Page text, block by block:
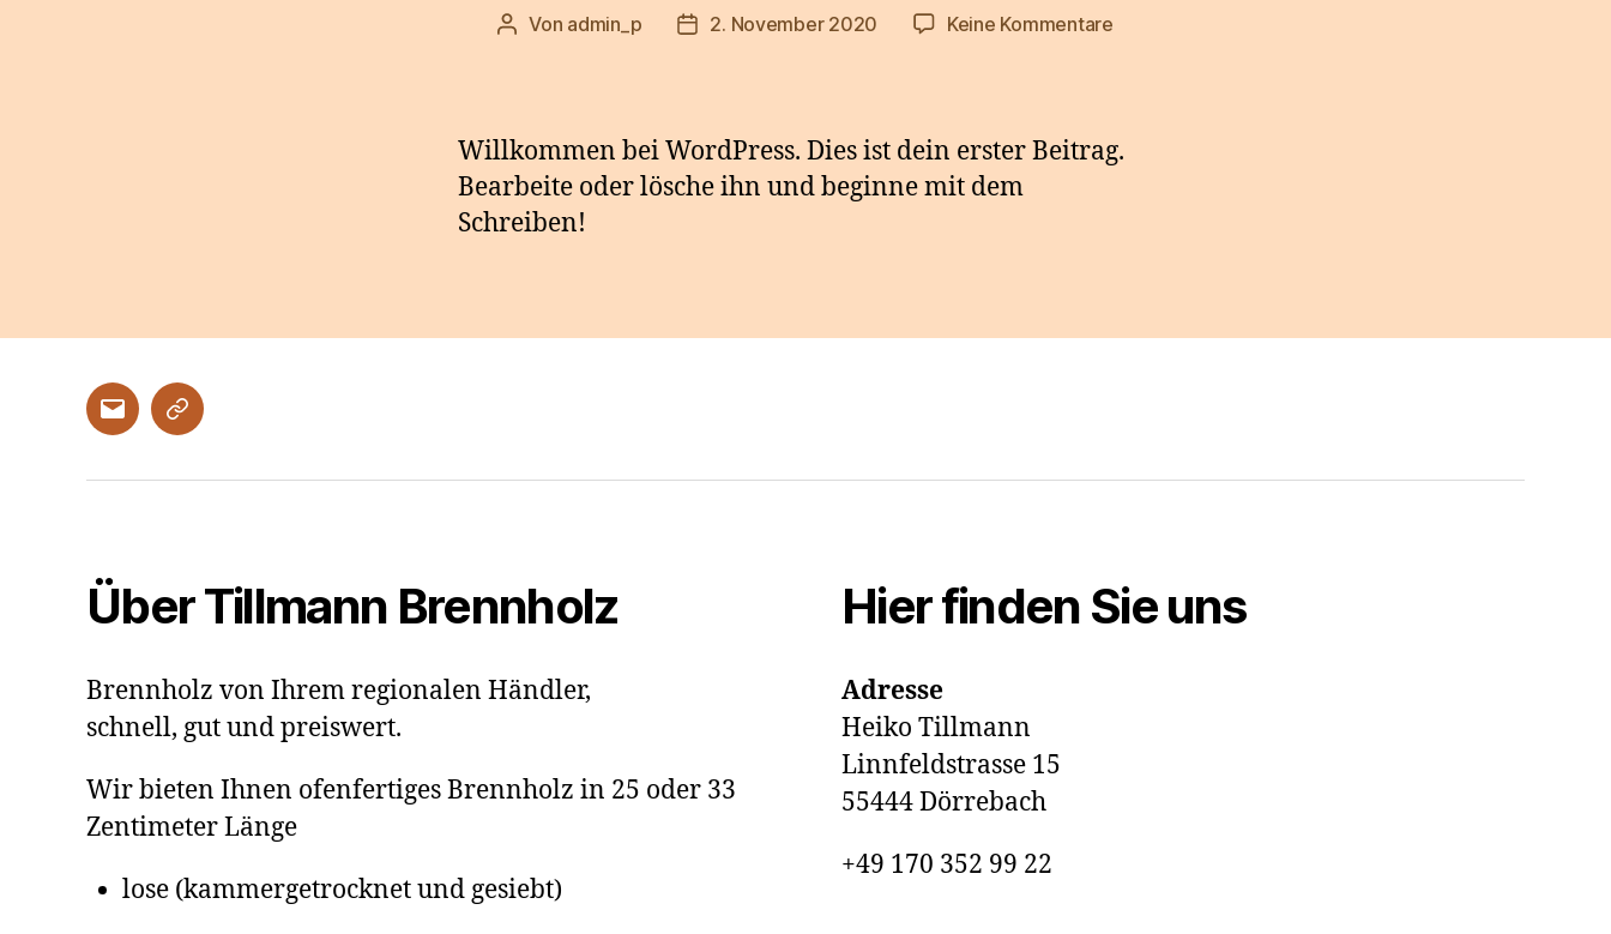
Beitragsautor
Von admin_p Veröffentlichungsdatum
2. November 2020 Keine Kommentarezu
Willkommen bei WordPress. Dies ist dein erster Beitrag.
Bearbeite oder lösche ihn und beginne mit dem
Schreiben!
E-
Kontaktformular
Über Tillmann Brennholz
Brennholz von Ihrem regionalen Händler,
schnell, gut und preiswert.
Wir bieten Ihnen ofenfertiges Brennholz in 25 oder 33
Zentimeter Länge
lose (kammergetrocknet und gesiebt)
Hier finden Sie uns
Adresse
Heiko Tillmann
Linnfeldstrasse 15
55444 Dörrebach
+49 170 352 99 22